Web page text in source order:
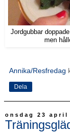
Jordgubbar
men
Annika/Resfredag
Dela
onsdag 23 april